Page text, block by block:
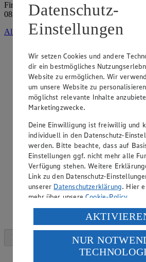
Firma: Kadelke Feiner Genuss GmbH,
08223 Falkenstein
Alle Angebote ansehen
Angebot: 15 % Rabatt auf
Artikel der Marke EDEKA
Genussmomente.
Tagespreis
Tagespreis
Je nach Verfügbarkeit des Marktes.
Datenschutz-
Einstellungen
Wir setzen Cookies und andere
dir ein bestmögliches
Website zu ermöglichen. Wir
um unsere Website zu
möglichst relevante Inhalte
Marketingzwecke.
Deine Einwilligung ist freiwillig und
individuell in den Datenschutz-
werden. Bitte beachte, dass auf
Einstellungen ggf. nicht mehr alle
Verfügung stehen. Weitere
Link zu den Datenschutz-
unserer Datenschutzerklärung. Hier
mehr über unsereCookie-Policy.
Verarbeitung deiner
USA durch Facebook und YouTube:
Wenn du auf „Aktivieren“ klickst,
des Art. 49 Abs. 1 Satz 1 lit. a)
NUR